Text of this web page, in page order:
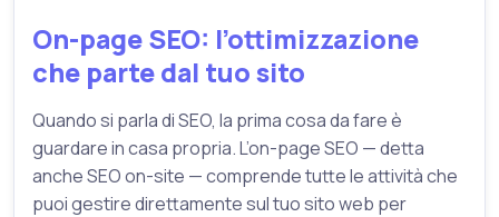
On-page SEO: l’ottimizzazione
che parte dal tuo sito
Quando si parla di SEO, la prima cosa da fare è
guardare in casa propria. L’on-page SEO — detta
anche SEO on-site — comprende tutte le attività che
puoi gestire direttamente sul tuo sito web per